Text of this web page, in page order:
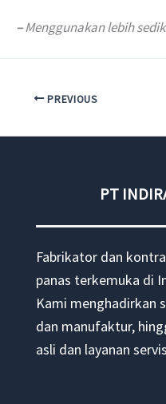
–Menggunakan lebih
PREVIOUS
PT
Fabrikator dan
panas terkemuka di
Kami menghadirkan
dan manufaktur,
asli dan layanan